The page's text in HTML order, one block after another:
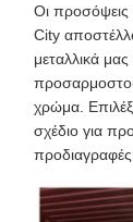
Οι προσόψεις
City
μεταλλικά
χρώμα.
σχέδιο για
προδιαγραφές